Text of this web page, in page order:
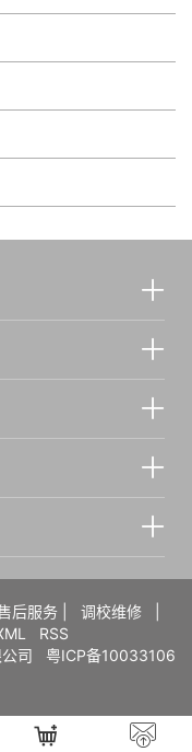
后服务| 调校维修|
RSS
公司 粤ICP备10033106